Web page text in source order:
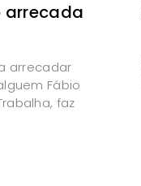
arrecada
arrecadar
Fábio
faz